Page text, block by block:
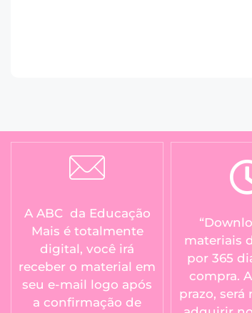
A ABC da Educação
Mais é totalmente
digital, você irá
receber o material em
seu e-mail logo após
a confirmação de
materiais
por 365
compra.
prazo, será